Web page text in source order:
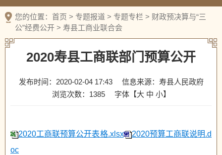
新媒体
您的位置： 首页 > 专题报道 > 专题专栏 > 财政预决算与“三
公”经费公开 > 寿县工商业联合会
2020寿县工商联部门预算公开
发布时间：2020-02-04 17:43
信息来源：寿县人民政府
浏览次数： 1385 字体【大 中 小】
2020工商联预算公开表格.xlsx
2020预算工商联说明.d
oc